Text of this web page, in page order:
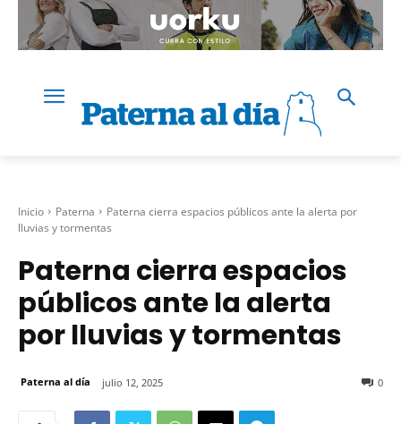
Inicio Paterna
Paterna cierra espacios públicos ante la alerta por
lluvias y tormentas
Paterna cierra espacios
públicos ante la alerta
por lluvias y tormentas
Paterna al día julio 12, 2025 0